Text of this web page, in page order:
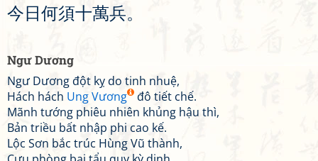
今 日 何須十萬兵。
Ngư Dương
Ngư Dương đột kỵ do tinh nhuệ,
Hách hách Ung Vương
đô tiết chế.
Mãnh tướng phiêu nhiên khủng hậu thì,
Bản triều bất nhập phi cao kế.
Lộc Sơn bắc trúc Hùng Vũ thành,